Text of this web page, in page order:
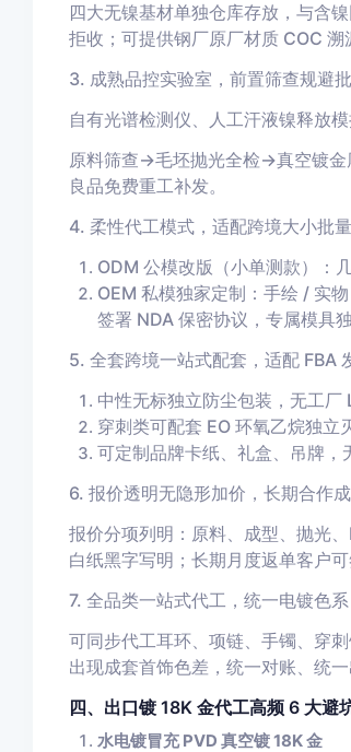
四大无镍基材单独仓库存放，与含
拒收；可提供钢厂原厂材质 COC 溯
3. 成熟品控实验室，前置筛查规避
自有光谱检测仪、人工汗液镍释放
原料筛查→毛坯抛光全检→真空镀
良品免费重工补发。
4. 柔性代工模式，适配跨境大小批
ODM 公模改版（小单测款）：
OEM 私模独家定制：手绘 / 实
签署 NDA 保密协议，专属模具
5. 全套跨境一站式配套，适配 FBA
中性无标独立防尘包装，无工厂
穿刺类可配套 EO 环氧乙烷独立
可定制品牌卡纸、礼盒、吊牌，
6. 报价透明无隐形加价，长期合作
报价分项列明：原料、成型、抛光
白纸黑字写明；长期月度返单客户
7. 全品类一站式代工，统一电镀色系
可同步代工耳环、项链、手镯、穿
出现成套首饰色差，统一对账、统一
四、出口镀 18K 金代工高频 6 大避
水电镀冒充 PVD 真空镀 18K 金